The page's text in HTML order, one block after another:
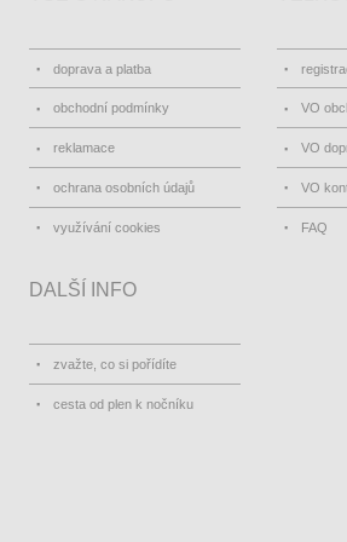
doprava a platba
obchodní podmínky
reklamace
ochrana osobních údajů
využívání cookies
VO
VO
VO
FAQ
DALŠÍ INFO
zvažte, co si pořídíte
cesta od plen k nočníku